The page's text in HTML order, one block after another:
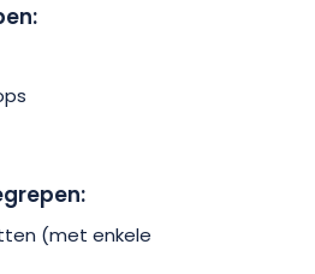
(met enkele